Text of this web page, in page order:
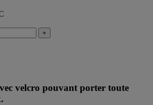
+
velcro pouvant porter toute